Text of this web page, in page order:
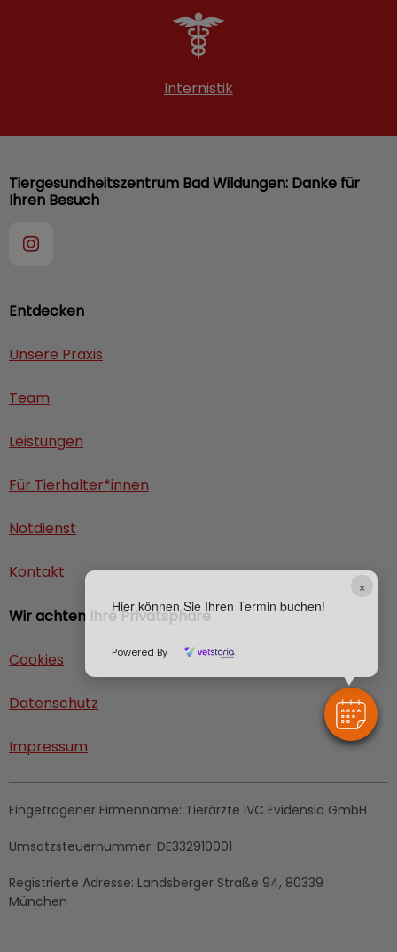
×
Hier können Sie Ihren Termin buchen!
Powered By
Internistik
Entdecken
Unsere Praxis
Team
Leistungen
Für Tierhalter*innen
Notdienst
Kontakt
Wir achten Ihre Privatsphäre
Cookies
Datenschutz
Impressum
Tiergesundheitszentrum Bad Wildungen: Danke für
Ihren Besuch
Eingetragener Firmenname: Tierärzte IVC Evidensia GmbH
Umsatzsteuernummer: DE332910001
Registrierte Adresse: Landsberger Straße 94, 80339
München